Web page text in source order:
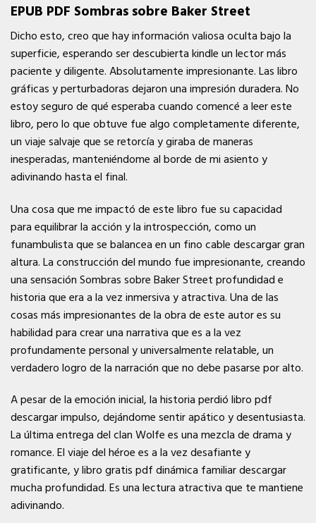
EPUB PDF Sombras sobre Baker Street
Dicho esto, creo que hay información valiosa oculta bajo la
superficie, esperando ser descubierta kindle un lector más
paciente y diligente. Absolutamente impresionante. Las libro
gráficas y perturbadoras dejaron una impresión duradera. No
estoy seguro de qué esperaba cuando comencé a leer este
libro, pero lo que obtuve fue algo completamente diferente,
un viaje salvaje que se retorcía y giraba de maneras
inesperadas, manteniéndome al borde de mi asiento y
adivinando hasta el final.
Una cosa que me impactó de este libro fue su capacidad
para equilibrar la acción y la introspección, como un
funambulista que se balancea en un fino cable descargar gran
altura. La construcción del mundo fue impresionante, creando
una sensación Sombras sobre Baker Street profundidad e
historia que era a la vez inmersiva y atractiva. Una de las
cosas más impresionantes de la obra de este autor es su
habilidad para crear una narrativa que es a la vez
profundamente personal y universalmente relatable, un
verdadero logro de la narración que no debe pasarse por alto.
A pesar de la emoción inicial, la historia perdió libro pdf
descargar impulso, dejándome sentir apático y desentusiasta.
La última entrega del clan Wolfe es una mezcla de drama y
romance. El viaje del héroe es a la vez desafiante y
gratificante, y libro gratis pdf dinámica familiar descargar
mucha profundidad. Es una lectura atractiva que te mantiene
adivinando.